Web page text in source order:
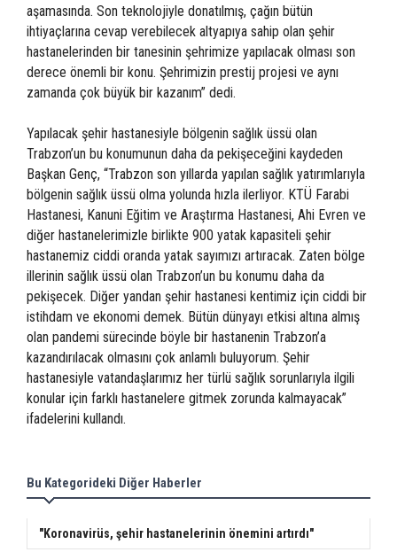
aşamasında. Son teknolojiyle donatılmış, çağın bütün
ihtiyaçlarına cevap verebilecek altyapıya sahip olan şehir
hastanelerinden bir tanesinin şehrimize yapılacak olması son
derece önemli bir konu. Şehrimizin prestij projesi ve aynı
zamanda çok büyük bir kazanım” dedi.
Yapılacak şehir hastanesiyle bölgenin sağlık üssü olan
Trabzon’un bu konumunun daha da pekişeceğini kaydeden
Başkan Genç, “Trabzon son yıllarda yapılan sağlık yatırımlarıyla
bölgenin sağlık üssü olma yolunda hızla ilerliyor. KTÜ Farabi
Hastanesi, Kanuni Eğitim ve Araştırma Hastanesi, Ahi Evren ve
diğer hastanelerimizle birlikte 900 yatak kapasiteli şehir
hastanemiz ciddi oranda yatak sayımızı artıracak. Zaten bölge
illerinin sağlık üssü olan Trabzon’un bu konumu daha da
pekişecek. Diğer yandan şehir hastanesi kentimiz için ciddi bir
istihdam ve ekonomi demek. Bütün dünyayı etkisi altına almış
olan pandemi sürecinde böyle bir hastanenin Trabzon’a
kazandırılacak olmasını çok anlamlı buluyorum. Şehir
hastanesiyle vatandaşlarımız her türlü sağlık sorunlarıyla ilgili
konular için farklı hastanelere gitmek zorunda kalmayacak”
ifadelerini kullandı.
Bu Kategorideki Diğer Haberler
"Koronavirüs, şehir hastanelerinin önemini artırdı"